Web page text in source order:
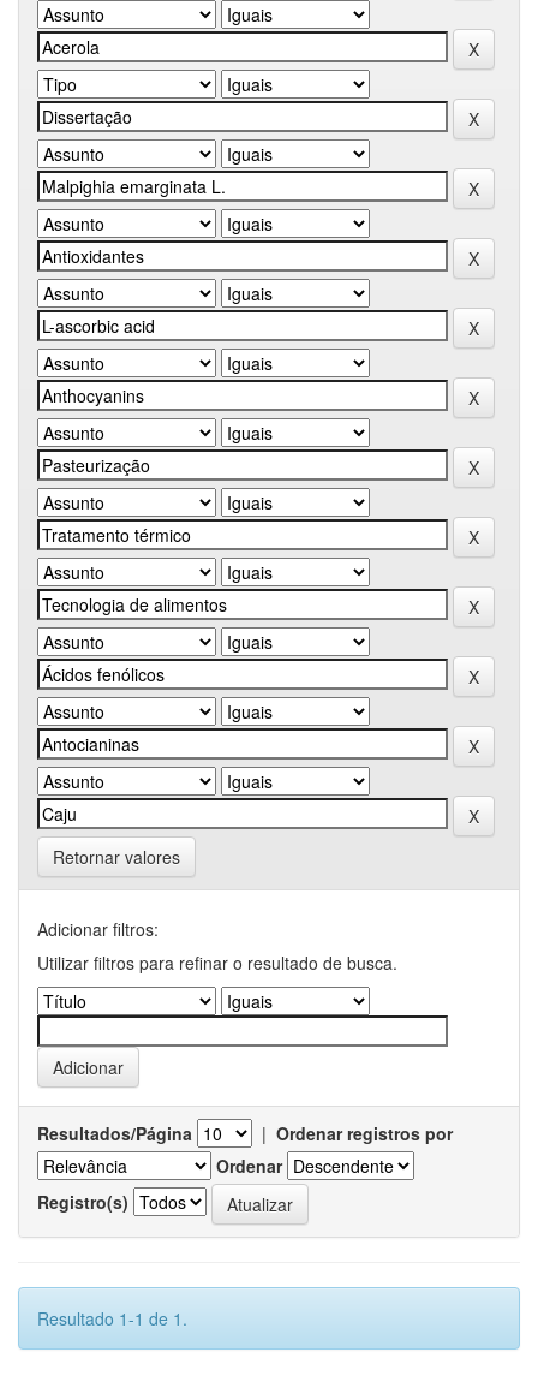
Retornar valores
Adicionar filtros:
Utilizar filtros para refinar o resultado de busca.
Resultados/Página | Ordenar registros por
Ordenar
Registro(s)
Resultado 1-1 de 1.